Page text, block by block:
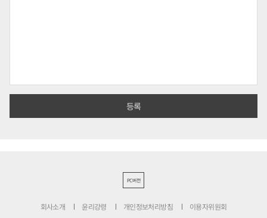
PC버전
회사소개 윤리강령 개인정보처리방침 이용자위원회